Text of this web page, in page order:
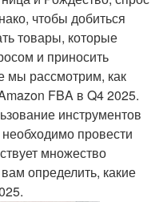
чтобы добиться
товары, которые
и приносить
мы рассмотрим, как
FBA в Q4 2025.
инструментов
провести
множество
определить, какие